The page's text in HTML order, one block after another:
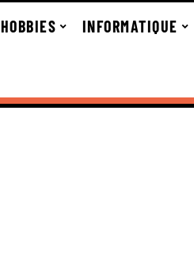
HOBBIES INFORMATIQUE